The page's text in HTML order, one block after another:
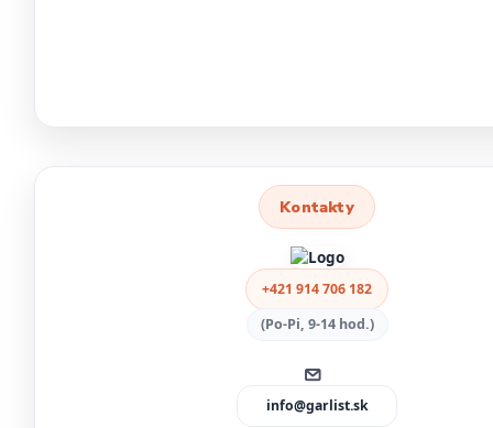
Kontakty
+421 914 706 182
(Po-Pi, 9-14 hod.)
info@garlist.sk